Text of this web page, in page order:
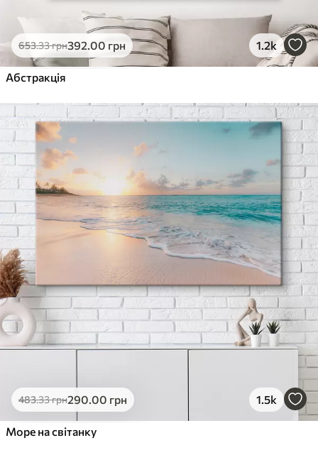
653.33грн392.00 грн 1.2k
Абстракція
483.33грн290.00 грн 1.5k
Море на світанку